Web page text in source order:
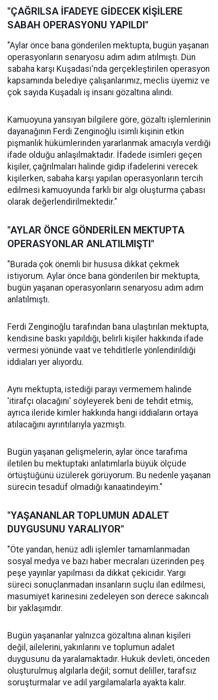
"ÇAĞRILSA İFADEYE GİDECEK KİŞİLERE
SABAH OPERASYONU YAPILDI"
"Aylar önce bana gönderilen mektupta, bugün yaşanan
operasyonların senaryosu adım adım atılmıştı. Dün
sabaha karşı Kuşadası'nda gerçekleştirilen operasyon
kapsamında belediye çalışanlarımız, meclis üyemiz ve
çok sayıda Kuşadalı iş insanı gözaltına alındı.
Kamuoyuna yansıyan bilgilere göre, gözaltı işlemlerinin
dayanağının Ferdi Zenginoğlu isimli kişinin etkin
pişmanlık hükümlerinden yararlanmak amacıyla verdiği
ifade olduğu anlaşılmaktadır. İfadede isimleri geçen
kişiler, çağrılmaları halinde gidip ifadelerini verecek
kişilerken, sabaha karşı yapılan operasyonların tercih
edilmesi kamuoyunda farklı bir algı oluşturma çabası
olarak değerlendirilmektedir."
"AYLAR ÖNCE GÖNDERİLEN MEKTUPTA
OPERASYONLAR ANLATILMIŞTI"
"Burada çok önemli bir hususa dikkat çekmek
istiyorum. Aylar önce bana gönderilen bir mektupta,
bugün yaşanan operasyonların senaryosu adım adım
anlatılmıştı.
Ferdi Zenginoğlu tarafından bana ulaştırılan mektupta,
kendisine baskı yapıldığı, belirli kişiler hakkında ifade
vermesi yönünde vaat ve tehditlerle yönlendirildiği
iddiaları yer alıyordu.
Aynı mektupta, istediği parayı vermemem halinde
'itirafçı olacağını' söyleyerek beni de tehdit etmiş,
ayrıca ileride kimler hakkında hangi iddiaların ortaya
atılacağını ayrıntılarıyla yazmıştı.
Bugün yaşanan gelişmelerin, aylar önce tarafıma
iletilen bu mektuptaki anlatımlarla büyük ölçüde
örtüştüğünü üzülerek görüyorum. Bu nedenle yaşanan
sürecin tesadüf olmadığı kanaatindeyim."
"YAŞANANLAR TOPLUMUN ADALET
DUYGUSUNU YARALIYOR"
"Öte yandan, henüz adli işlemler tamamlanmadan
sosyal medya ve bazı haber mecraları üzerinden peş
peşe yayınlar yapılması da dikkat çekicidir. Yargı
süreci sonuçlanmadan insanların suçlu ilan edilmesi,
masumiyet karinesini zedeleyen son derece sakıncalı
bir yaklaşımdır.
Bugün yaşananlar yalnızca gözaltına alınan kişileri
değil, ailelerini, yakınlarını ve toplumun adalet
duygusunu da yaralamaktadır. Hukuk devleti, önceden
oluşturulmuş algılarla değil; somut deliller, tarafsız
soruşturmalar ve adil yargılamalarla ayakta kalır.